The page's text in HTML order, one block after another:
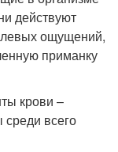
действуют
ощущений,
приманку
крови –
всего